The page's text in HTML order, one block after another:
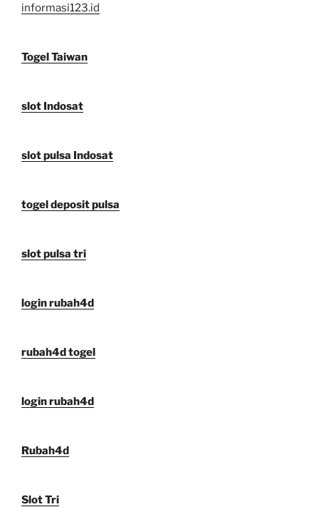
informasi123.id
Togel Taiwan
slot Indosat
slot pulsa Indosat
togel deposit pulsa
slot pulsa tri
login rubah4d
rubah4d togel
login rubah4d
Rubah4d
Slot Tri